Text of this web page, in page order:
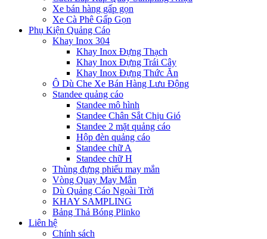
Xe bán hàng gấp gọn
Xe Cà Phê Gấp Gọn
Phụ Kiện Quảng Cáo
Khay Inox 304
Khay Inox Đựng Thạch
Khay Inox Đựng Trái Cây
Khay Inox Đựng Thức Ăn
Ô Dù Che Xe Bán Hàng Lưu Động
Standee quảng cáo
Standee mô hình
Standee Chân Sắt Chịu Gió
Standee 2 mặt quảng cáo
Hộp đèn quảng cáo
Standee chữ A
Standee chữ H
Thùng đựng phiếu may mắn
Vòng Quay May Mắn
Dù Quảng Cáo Ngoài Trời
KHAY SAMPLING
Bảng Thả Bóng Plinko
Liên hệ
Chính sách